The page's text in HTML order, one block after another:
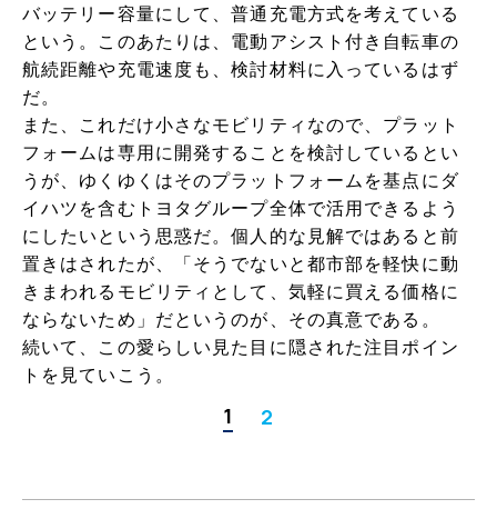
バッテリー容量にして、普通充電方式を考えている
という。このあたりは、電動アシスト付き自転車の
航続距離や充電速度も、検討材料に入っているはず
だ。
また、これだけ小さなモビリティなので、プラット
フォームは専用に開発することを検討しているとい
うが、ゆくゆくはそのプラットフォームを基点にダ
イハツを含むトヨタグループ全体で活用できるよう
にしたいという思惑だ。個人的な見解ではあると前
置きはされたが、「そうでないと都市部を軽快に動
きまわれるモビリティとして、気軽に買える価格に
ならないため」だというのが、その真意である。
続いて、この愛らしい見た目に隠された注目ポイン
トを見ていこう。
1 2